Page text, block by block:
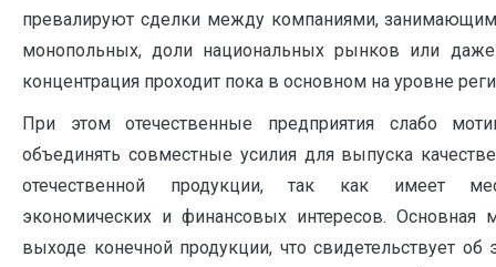
превалируют сделки между компаниями,
монопольных, доли национальных рынков или
концентрация проходит пока в основном на уровне
При этом отечественные предприятия слабо
объединять совместные усилия для выпуска
отечественной продукции, так как имеет
экономических и финансовых интересов. Основная
выходе конечной продукции, что свидетельствует об